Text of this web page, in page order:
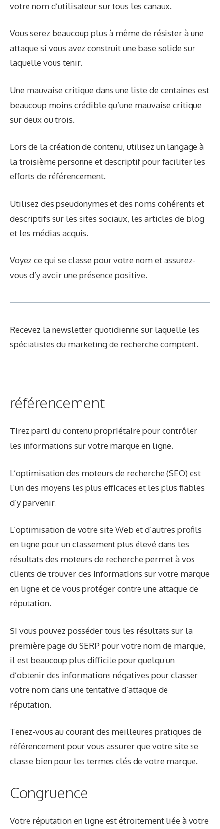
votre nom d’utilisateur sur tous les canaux.
Vous serez beaucoup plus à même de résister à une
attaque si vous avez construit une base solide sur
laquelle vous tenir.
Une mauvaise critique dans une liste de centaines est
beaucoup moins crédible qu’une mauvaise critique
sur deux ou trois.
Lors de la création de contenu, utilisez un langage à
la troisième personne et descriptif pour faciliter les
efforts de référencement.
Utilisez des pseudonymes et des noms cohérents et
descriptifs sur les sites sociaux, les articles de blog
et les médias acquis.
Voyez ce qui se classe pour votre nom et assurez-
vous d’y avoir une présence positive.
Recevez la newsletter quotidienne sur laquelle les
spécialistes du marketing de recherche comptent.
référencement
Tirez parti du contenu propriétaire pour contrôler
les informations sur votre marque en ligne.
L’optimisation des moteurs de recherche (SEO) est
l’un des moyens les plus efficaces et les plus fiables
d’y parvenir.
L’optimisation de votre site Web et d’autres profils
en ligne pour un classement plus élevé dans les
résultats des moteurs de recherche permet à vos
clients de trouver des informations sur votre marque
en ligne et de vous protéger contre une attaque de
réputation.
Si vous pouvez posséder tous les résultats sur la
première page du SERP pour votre nom de marque,
il est beaucoup plus difficile pour quelqu’un
d’obtenir des informations négatives pour classer
votre nom dans une tentative d’attaque de
réputation.
Tenez-vous au courant des meilleures pratiques de
référencement pour vous assurer que votre site se
classe bien pour les termes clés de votre marque.
Congruence
Votre réputation en ligne est étroitement liée à votre